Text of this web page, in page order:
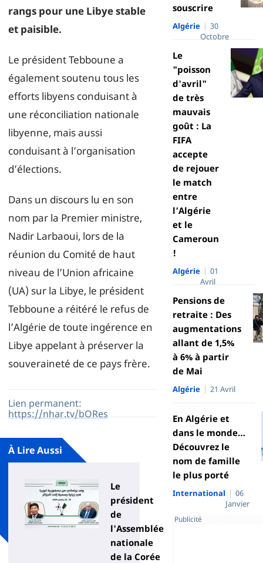
rangs pour une Libye stable
et paisible.
Le président Tebboune a
également soutenu tous les
efforts libyens conduisant à
une réconciliation nationale
libyenne, mais aussi
conduisant à l’organisation
d’élections.
Dans un discours lu en son
nom par la Premier ministre,
Nadir Larbaoui, lors de la
réunion du Comité de haut
niveau de l’Union africaine
(UA) sur la Libye, le président
Tebboune a réitéré le refus de
l’Algérie de toute ingérence en
Libye appelant à préserver la
souveraineté de ce pays frère.
Lien permanent:
https://nhar.tv/bORes
À Lire Aussi
Le
président
de
l'Assemblée
nationale
de la Corée
souscrire
Algérie
30
Octobre
Le
"poisson
d'avril"
de très
mauvais
goût : La
FIFA
accepte
de rejouer
le match
entre
l’Algérie
et le
Cameroun
!
Algérie
01
Avril
Pensions de
retraite : Des
augmentations
allant de 1,5%
à 6% à partir
de Mai
Algérie 21 Avril
En Algérie et
dans le monde…
Découvrez le
nom de famille
le plus porté
International
06
Janvier
Publicité